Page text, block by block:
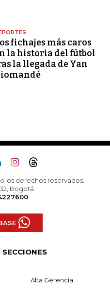
fichajes más caros
la historia del fútbol
la llegada de Yan
los derechos reservados.
32, Bogotá
Alta Gerencia